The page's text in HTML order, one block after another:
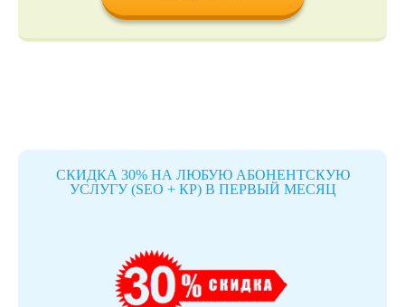
СКИДКА 30% НА ЛЮБУЮ АБОНЕНТСКУЮ
УСЛУГУ (SEO + КР) В ПЕРВЫЙ МЕСЯЦ